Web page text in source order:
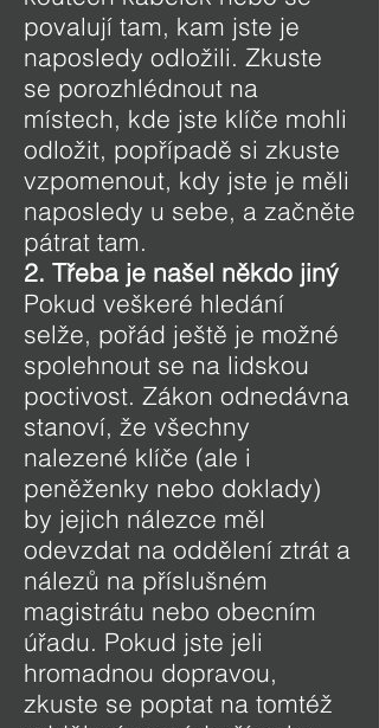
povalují tam, kam jste je
naposledy odložili. Zkuste
se porozhlédnout na
místech, kde jste klíče mohli
odložit, popřípadě si zkuste
vzpomenout, kdy jste je měli
naposledy u sebe, a začněte
pátrat tam.
2. Třeba je našel někdo jiný
Pokud veškeré hledání
selže, pořád ještě je možné
spolehnout se na lidskou
poctivost. Zákon odnedávna
stanoví, že všechny
nalezené klíče (ale i
peněženky nebo doklady)
by jejich nálezce měl
odevzdat na oddělení ztrát a
nálezů na příslušném
magistrátu nebo obecním
úřadu. Pokud jste jeli
hromadnou dopravou,
zkuste se poptat na tomtéž